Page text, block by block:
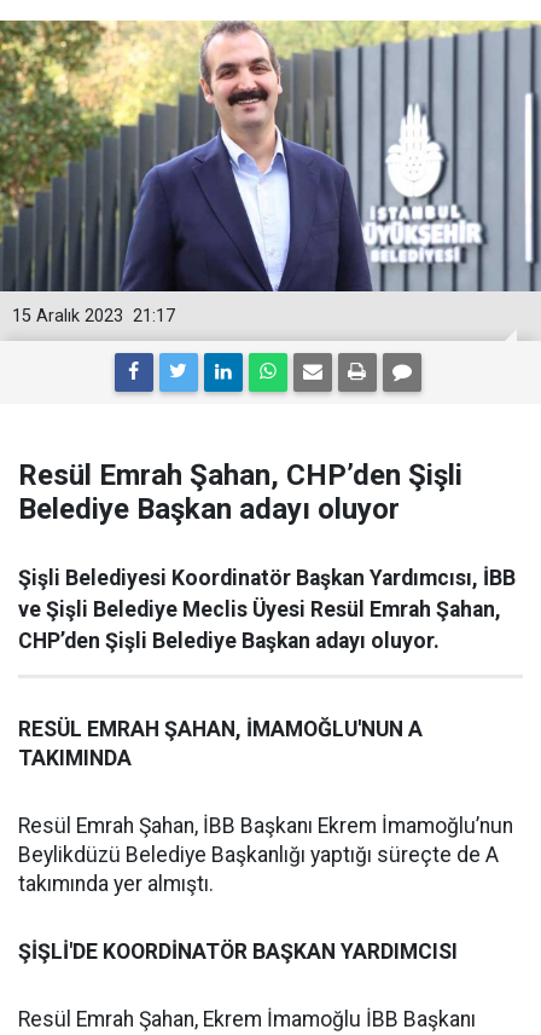
21:17
15 Aralık 2023
Resül Emrah Şahan, CHP’den Şişli
Belediye Başkan adayı oluyor
Şişli Belediyesi Koordinatör Başkan Yardımcısı, İBB
ve Şişli Belediye Meclis Üyesi Resül Emrah Şahan,
CHP’den Şişli Belediye Başkan adayı oluyor.
RESÜL EMRAH ŞAHAN, İMAMOĞLU'NUN A
TAKIMINDA
Resül Emrah Şahan, İBB Başkanı Ekrem İmamoğlu’nun
Beylikdüzü Belediye Başkanlığı yaptığı süreçte de A
takımında yer almıştı.
ŞİŞLİ'DE KOORDİNATÖR BAŞKAN YARDIMCISI
Resül Emrah Şahan, Ekrem İmamoğlu İBB Başkanı